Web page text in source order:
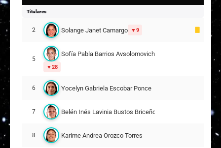
Katary Alondra Cádiz Vargas
Ignacia Alejandra Durán Fajardo
2
Llanka Montserrat Groff Díaz
Bárbara Virginia Sánchez Rondon
8
Titulares
2 Solange Janet Camargo 9
5
Sofía Pabla Barrios Avsolomovich
28
6 Yocelyn Gabriela Escobar Ponce
7 Belén Inés Lavinia Bustos Briceño
8 Karime Andrea Orozco Torres